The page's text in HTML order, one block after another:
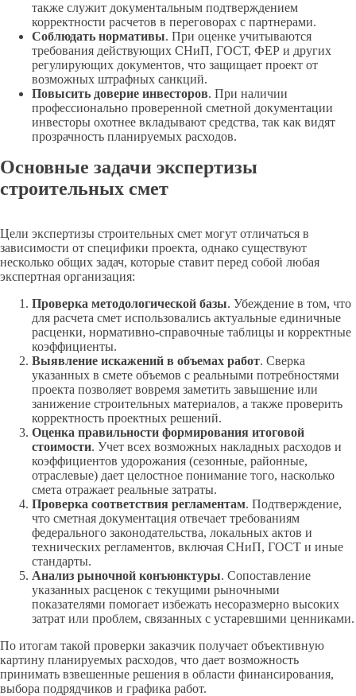
также служит документальным подтверждением
корректности расчетов в переговорах с партнерами.
Соблюдать нормативы. При оценке учитываются
требования действующих СНиП, ГОСТ, ФЕР и других
регулирующих документов, что защищает проект от
возможных штрафных санкций.
Повысить доверие инвесторов. При наличии
профессионально проверенной сметной документации
инвесторы охотнее вкладывают средства, так как видят
прозрачность планируемых расходов.
Основные задачи экспертизы
строительных смет
Цели экспертизы строительных смет могут отличаться в
зависимости от специфики проекта, однако существуют
несколько общих задач, которые ставит перед собой любая
экспертная организация:
Проверка методологической базы. Убеждение в том, что
для расчета смет использовались актуальные единичные
расценки, нормативно-справочные таблицы и корректные
коэффициенты.
Выявление искажений в объемах работ. Сверка
указанных в смете объемов с реальными потребностями
проекта позволяет вовремя заметить завышение или
занижение строительных материалов, а также проверить
корректность проектных решений.
Оценка правильности формирования итоговой
стоимости. Учет всех возможных накладных расходов и
коэффициентов удорожания (сезонные, районные,
отраслевые) дает целостное понимание того, насколько
смета отражает реальные затраты.
Проверка соответствия регламентам. Подтверждение,
что сметная документация отвечает требованиям
федерального законодательства, локальных актов и
технических регламентов, включая СНиП, ГОСТ и иные
стандарты.
Анализ рыночной конъюнктуры. Сопоставление
указанных расценок с текущими рыночными
показателями помогает избежать несоразмерно высоких
затрат или проблем, связанных с устаревшими ценниками.
По итогам такой проверки заказчик получает объективную
картину планируемых расходов, что дает возможность
принимать взвешенные решения в области финансирования,
выбора подрядчиков и графика работ.